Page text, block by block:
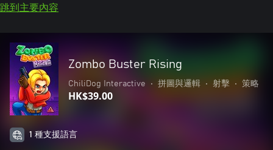
跳到主要內容
Zombo Buster Rising
ChiliDog Interactive • 拼圖與邏輯 • 射擊 • 策略
HK$39.00
1 種支援語言